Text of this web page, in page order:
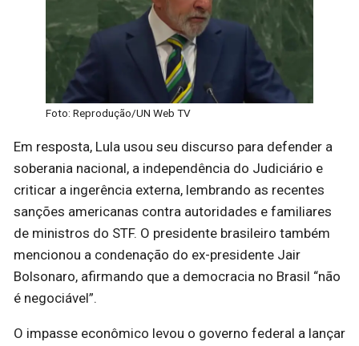
Foto: Reprodução/UN Web TV
Em resposta, Lula usou seu discurso para defender a
soberania nacional, a independência do Judiciário e
criticar a ingerência externa, lembrando as recentes
sanções americanas contra autoridades e familiares
de ministros do STF. O presidente brasileiro também
mencionou a condenação do ex-presidente Jair
Bolsonaro, afirmando que a democracia no Brasil “não
é negociável”.
O impasse econômico levou o governo federal a lançar